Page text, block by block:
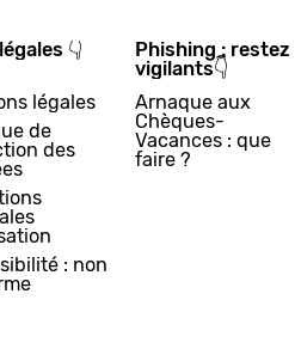
👇
légales
de
des
: non
Phishing : restez
vigilants👇
Arnaque aux
Chèques-
Vacances : que
faire ?